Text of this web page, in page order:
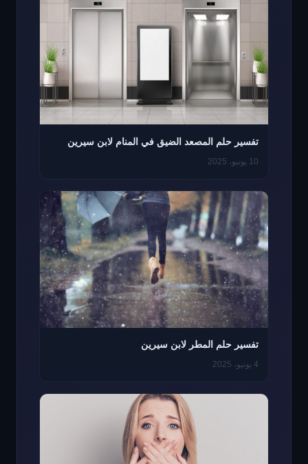
تفسير حلم المصعد الضيق في المنام لابن سيرين
10 يونيو، 2025
تفسير حلم المطر لابن سيرين
4 يونيو، 2025